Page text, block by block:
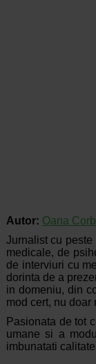
Autor: Oana
Jurnalist cu
medicale, de
de interviuri cu
dorinta de a
in domeniu, din
mod cert, nu doar
Pasionata de tot
umane si a
imbunatati